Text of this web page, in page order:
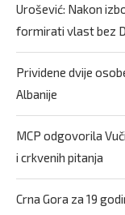
Urošević: Nakon
formirati vlast bez
Prividene dvije
Albanije
MCP odgovorila
i crkvenih pitanja
Crna Gora za 19